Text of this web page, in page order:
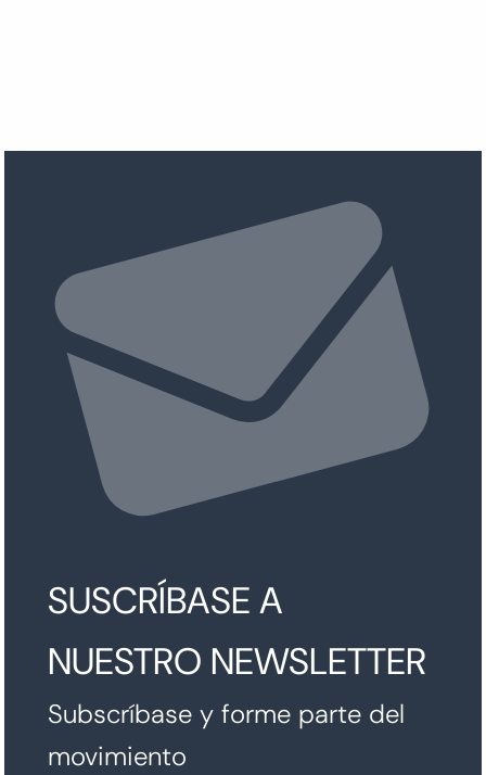
SUSCRÍBASE A
NUESTRO NEWSLETTER
Subscríbase y forme parte del
movimiento